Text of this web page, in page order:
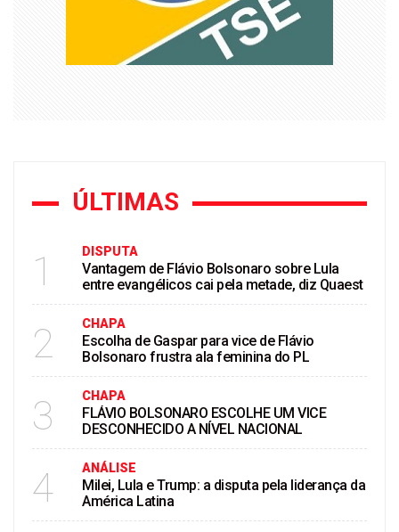
ÚLTIMAS
1 DISPUTA
Vantagem de Flávio Bolsonaro sobre Lula
entre evangélicos cai pela metade, diz Quaest
2 CHAPA
Escolha de Gaspar para vice de Flávio
Bolsonaro frustra ala feminina do PL
3 CHAPA
FLÁVIO BOLSONARO ESCOLHE UM VICE
DESCONHECIDO A NÍVEL NACIONAL
4 ANÁLISE
Milei, Lula e Trump: a disputa pela liderança da
América Latina